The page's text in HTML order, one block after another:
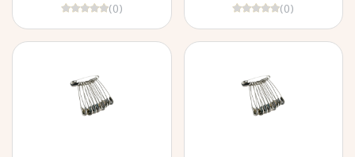
(0) (0)